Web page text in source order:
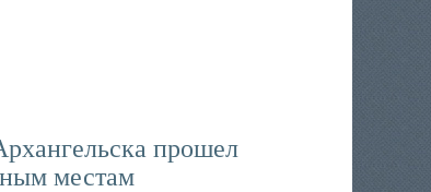
прошел
местам